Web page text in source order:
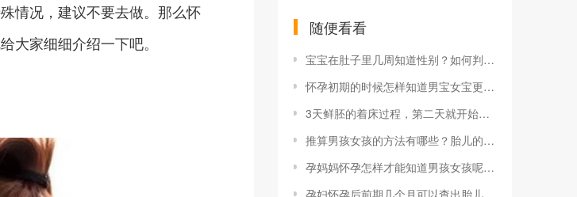
情况，建议不要去做。那么怀
大家细细介绍一下吧。
随便看看
宝宝在肚子里几周知道性别？如何判断？
怀孕初期的时候怎样知道男宝女宝更科学？什么时候判断比较准？
3天鲜胚的着床过程，第二天就开始细胞分化
推算男孩女孩的方法有哪些？胎儿的性别是否能翻盘？
孕妈妈怀孕怎样才能知道男孩女孩呢？怀男孩有什么特征？
孕妇怀孕后前期几个月可以查出胎儿性别男女？多久能看？